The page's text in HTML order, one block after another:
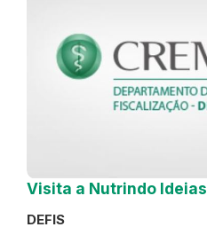
Visita a Nutrindo Ideias
DEFIS